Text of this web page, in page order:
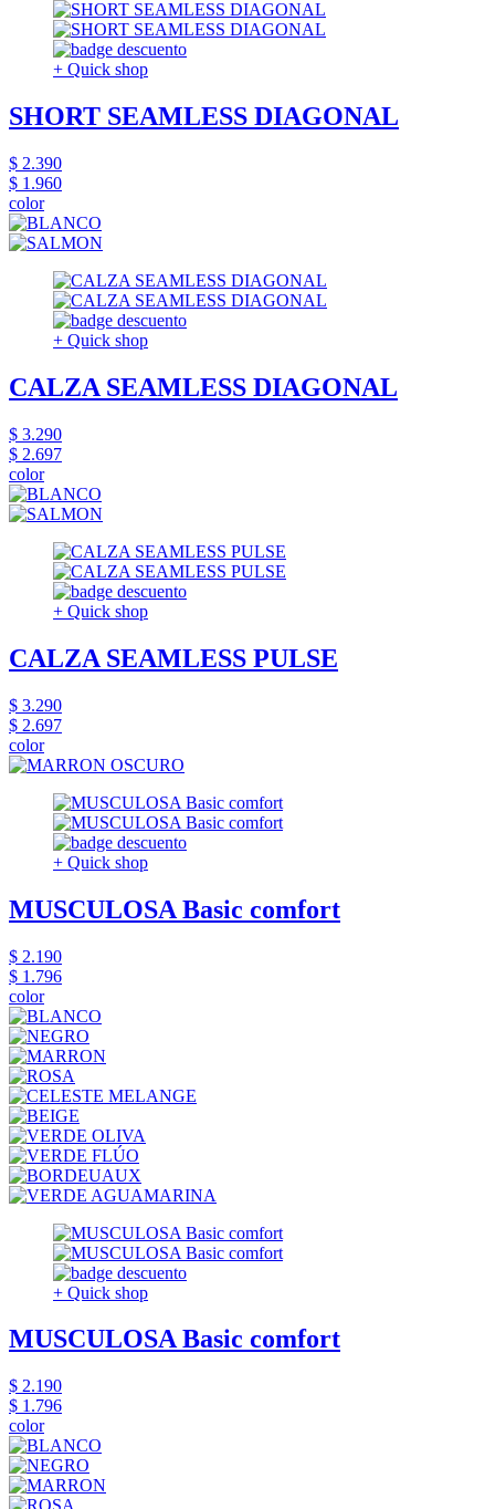
+ Quick shop
SHORT SEAMLESS DIAGONAL
$ 2.390
$ 1.960
color
+ Quick shop
CALZA SEAMLESS DIAGONAL
$ 3.290
$ 2.697
color
+ Quick shop
CALZA SEAMLESS PULSE
$ 3.290
$ 2.697
color
+ Quick shop
MUSCULOSA Basic comfort
$ 2.190
$ 1.796
color
+ Quick shop
MUSCULOSA Basic comfort
$ 2.190
$ 1.796
color